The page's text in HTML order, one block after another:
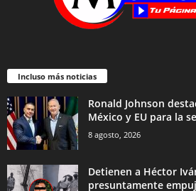
Incluso más noticias
Ronald Johnson
México y EU para la
8 agosto, 2026
Detienen a Héctor
presuntamente